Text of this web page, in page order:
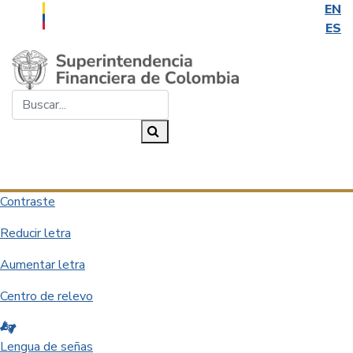
EN
ES
Saltar al contenido principal
Contraste
Reducir letra
Aumentar letra
Centro de relevo
Lengua de señas